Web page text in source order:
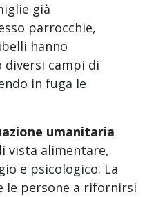
già
parrocchie,
hanno
campi di
in fuga le
umanitaria
vista alimentare,
e psicologico. La
le persone a rifornirsi